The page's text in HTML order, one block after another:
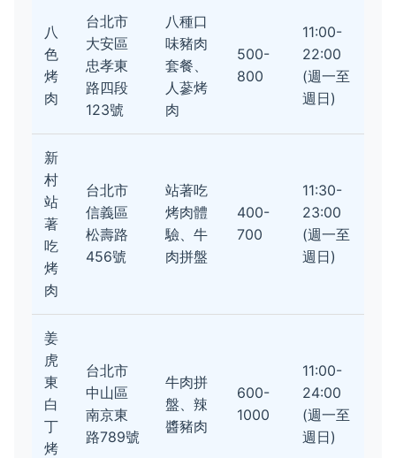
八
色
烤
肉
台北市
大安區
忠孝東
路四段
123號
八種口
味豬肉
套餐、
人蔘烤
肉
500-
800
11:00-
22:00
(週一至
週日)
新
村
站
著
吃
烤
肉
台北市
信義區
松壽路
456號
站著吃
烤肉體
驗、牛
肉拼盤
400-
700
11:30-
23:00
(週一至
週日)
姜
虎
東
白
丁
烤
台北市
中山區
南京東
路789號
牛肉拼
盤、辣
醬豬肉
600-
1000
11:00-
24:00
(週一至
週日)